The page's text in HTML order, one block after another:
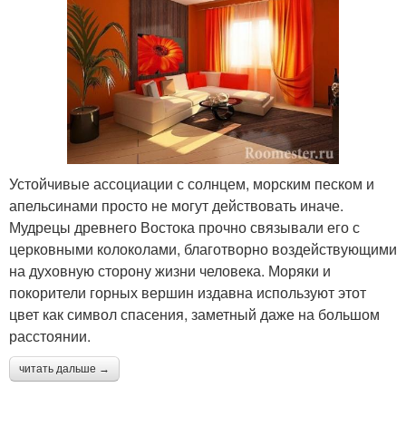
Устойчивые ассоциации с солнцем, морским песком и
апельсинами просто не могут действовать иначе.
Мудрецы древнего Востока прочно связывали его с
церковными колоколами, благотворно воздействующими
на духовную сторону жизни человека. Моряки и
покорители горных вершин издавна используют этот
цвет как символ спасения, заметный даже на большом
расстоянии.
читать дальше →